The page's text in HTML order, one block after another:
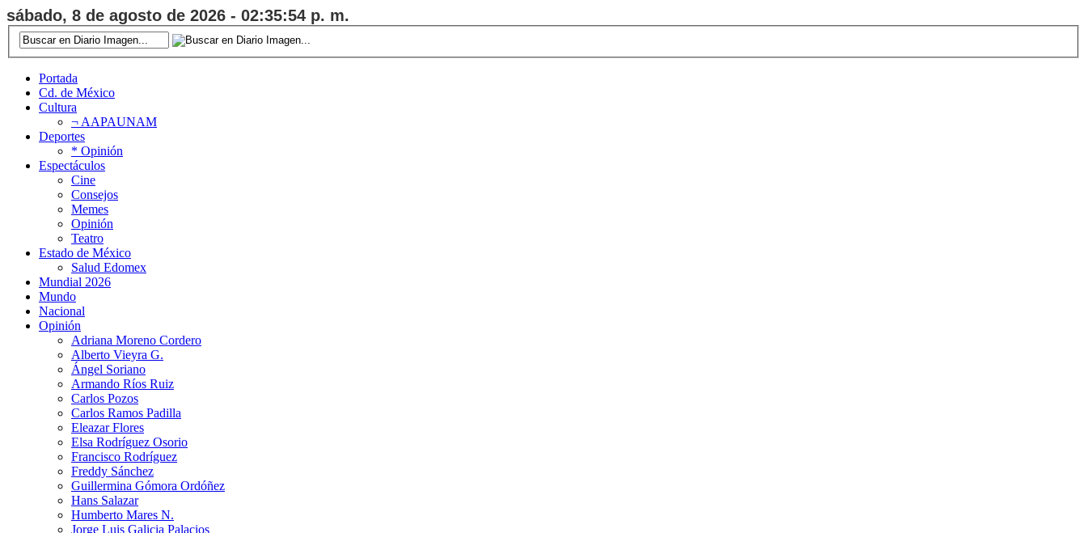
sábado, 8 de agosto de 2026 - 02:35:55 p. m.
Portada
Cd. de México
Cultura
¬ AAPAUNAM
Deportes
* Opinión
Espectáculos
Cine
Consejos
Memes
Opinión
Teatro
Estado de México
Salud Edomex
Mundial 2026
Mundo
Nacional
Opinión
Adriana Moreno Cordero
Alberto Vieyra G.
Ángel Soriano
Armando Ríos Ruiz
Carlos Pozos
Carlos Ramos Padilla
Eleazar Flores
Elsa Rodríguez Osorio
Francisco Rodríguez
Freddy Sánchez
Guillermina Gómora Ordóñez
Hans Salazar
Humberto Mares N.
Jorge Luis Galicia Palacios